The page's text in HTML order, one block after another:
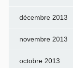
décembre 2013
novembre 2013
octobre 2013